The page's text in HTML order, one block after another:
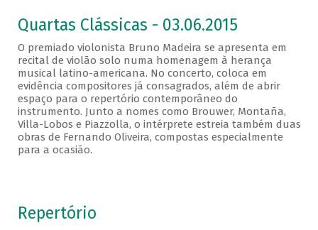
Quartas Clássicas - 03.06.2015
O premiado violonista Bruno Madeira se apresenta em
recital de violão solo numa homenagem à herança
musical latino-americana. No concerto, coloca em
evidência compositores já consagrados, além de abrir
espaço para o repertório contemporâneo do
instrumento. Junto a nomes como Brouwer, Montaña,
Villa-Lobos e Piazzolla, o intérprete estreia também duas
obras de Fernando Oliveira, compostas especialmente
para a ocasião.
Repertório